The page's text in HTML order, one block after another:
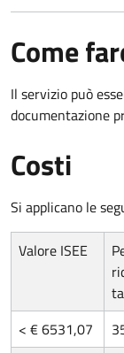
Come
Il servizio può
documentazione
Costi
Si applicano le
Valore ISEE
< € 6531,07